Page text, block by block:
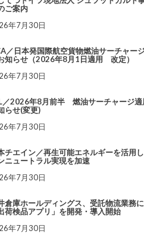
ご案内
年7月30日
／日本発国際航空貨物燃油サーチャー
知らせ（2026年8月1日適用 改定）
年7月30日
／2026年8月前半 燃油サーチャージ適
らせ(変更)
年7月30日
チエイン／再生可能エネルギーを活用
ニュートラル実現を加速
年7月30日
倉庫ホールディングス、受託物流業務
荷検品アプリ」を開発・導入開始
年7月30日